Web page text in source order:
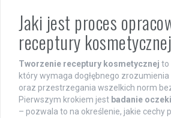
Jaki jest proces
receptury
Tworzenie receptury kosmetycznej to
który wymaga dogłębnego
oraz przestrzegania wszelkich norm
Pierwszym krokiem jest badanie
– pozwala to na określenie, jakie cechy